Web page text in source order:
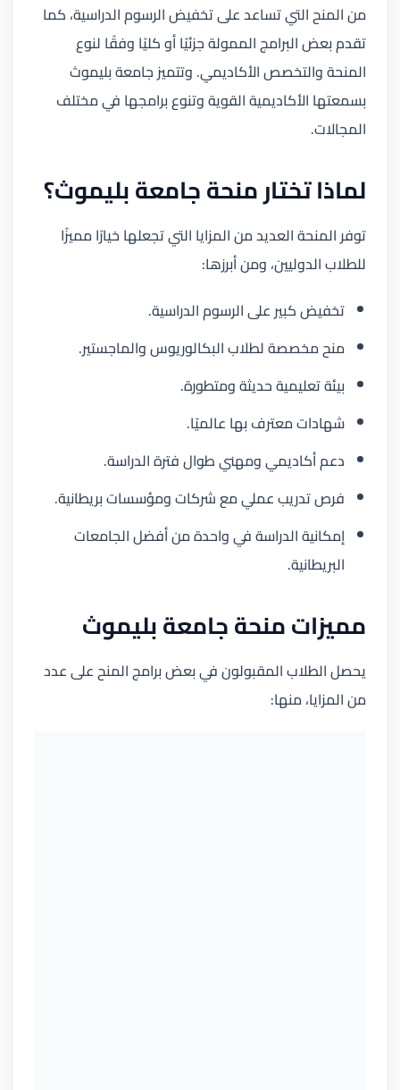
من المنح التي تساعد على تخفيض الرسوم الدراسية، كما
تقدم بعض البرامج الممولة جزئيًا أو كليًا وفقًا لنوع
المنحة والتخصص الأكاديمي. وتتميز جامعة بليموث
بسمعتها الأكاديمية القوية وتنوع برامجها في مختلف
المجالات.
لماذا تختار منحة جامعة بليموث؟
توفر المنحة العديد من المزايا التي تجعلها خيارًا مميزًا
للطلاب الدوليين، ومن أبرزها:
تخفيض كبير على الرسوم الدراسية.
منح مخصصة لطلاب البكالوريوس والماجستير.
بيئة تعليمية حديثة ومتطورة.
شهادات معترف بها عالميًا.
دعم أكاديمي ومهني طوال فترة الدراسة.
فرص تدريب عملي مع شركات ومؤسسات بريطانية.
إمكانية الدراسة في واحدة من أفضل الجامعات
البريطانية.
مميزات منحة جامعة بليموث
يحصل الطلاب المقبولون في بعض برامج المنح على عدد
من المزايا، منها: